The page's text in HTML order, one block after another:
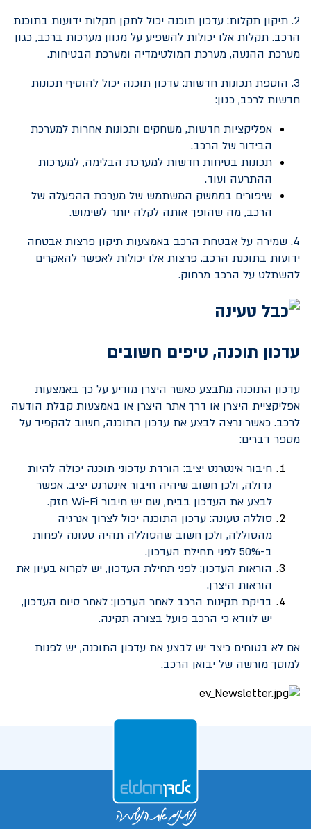
2. תיקון תקלות: עדכון תוכנה יכול לתקן תקלות ידועות בתוכנת
הרכב. תקלות אלו יכולות להשפיע על מגוון מערכות ברכב, כגון
מערכת ההנעה, מערכת המולטימדיה ומערכת הבטיחות.
3. הוספת תכונות חדשות: עדכון תוכנה יכול להוסיף תכונות
חדשות לרכב, כגון:
אפליקציות חדשות, משחקים ותכונות אחרות למערכת
הבידור של הרכב.
תכונות בטיחות חדשות למערכת הבלימה, למערכות
ההתרעה ועוד.
שיפורים בממשק המשתמש של מערכת ההפעלה של
הרכב, מה שהופך אותה לקלה יותר לשימוש.
4. שמירה על אבטחת הרכב באמצעות תיקון פרצות אבטחה
ידועות בתוכנת הרכב. פרצות אלו יכולות לאפשר להאקרים
להשתלט על הרכב מרחוק.
עדכון תוכנה, טיפים חשובים
עדכון התוכנה מתבצע כאשר היצרן מודיע על כך באמצעות
אפליקציית היצרן או דרך אתר היצרן או באמצעות קבלת הודעה
לרכב. כאשר נרצה לבצע את עדכון התוכנה, חשוב להקפיד על
מספר דברים:
חיבור אינטרנט יציב: הורדת עדכוני תוכנה יכולה להיות
גדולה, ולכן חשוב שיהיה חיבור אינטרנט יציב. אפשר
לבצע את העדכון בבית, שם יש חיבור Wi-Fi חזק.
סוללה טעונה: עדכון התוכנה יכול לצרוך אנרגיה
מהסוללה, ולכן חשוב שהסוללה תהיה טעונה לפחות
ב-50% לפני תחילת העדכון.
הוראות העדכון: לפני תחילת העדכון, יש לקרוא בעיון את
הוראות היצרן.
בדיקת תקינות הרכב לאחר העדכון: לאחר סיום העדכון,
יש לוודא כי הרכב פועל בצורה תקינה.
אם לא בטוחים כיצד יש לבצע את עדכון התוכנה, יש לפנות
למוסך מורשה של יבואן הרכב.